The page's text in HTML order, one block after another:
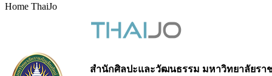
Home ThaiJo
สำนักศิลปะและวัฒนธรรม มหาวิทยาลัยรา